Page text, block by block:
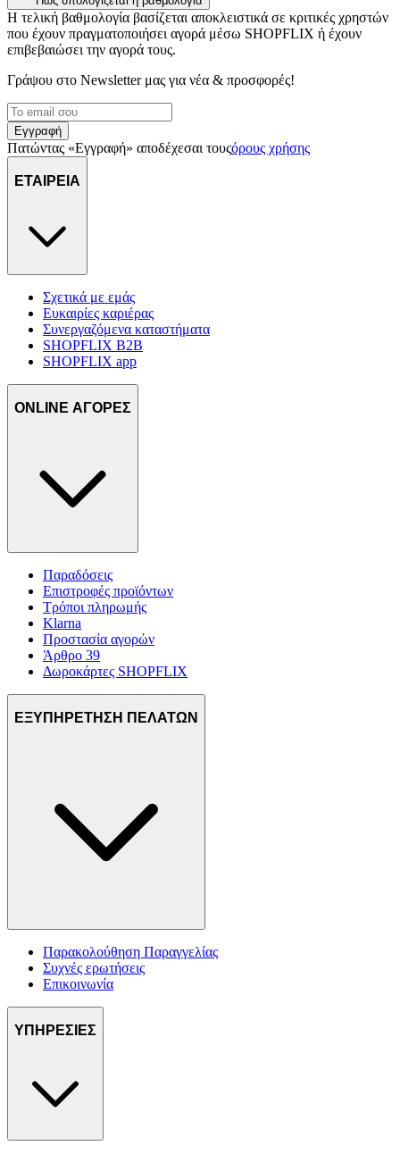
Η τελική βαθμολογία βασίζεται αποκλειστικά σε κριτικές χρηστών
που έχουν πραγματοποιήσει αγορά μέσω SHOPFLIX ή έχουν
επιβεβαιώσει την αγορά τους.
Γράψου στο Νewsletter μας για νέα & προσφορές!
Εγγραφή
Πατώντας «Εγγραφή» αποδέχεσαι τουςόρους χρήσης
ΕΤΑΙΡΕΙΑ
Σχετικά με εμάς
Ευκαιρίες καριέρας
Συνεργαζόμενα καταστήματα
SHOPFLIX B2B
SHOPFLIX app
ONLINE ΑΓΟΡΕΣ
Παραδόσεις
Επιστροφές προϊόντων
Τρόποι πληρωμής
Klarna
Προστασία αγορών
Άρθρο 39
Δωροκάρτες SHOPFLIX
ΕΞΥΠΗΡΕΤΗΣΗ ΠΕΛΑΤΩΝ
Παρακολούθηση Παραγγελίας
Συχνές ερωτήσεις
Επικοινωνία
ΥΠΗΡΕΣΙΕΣ